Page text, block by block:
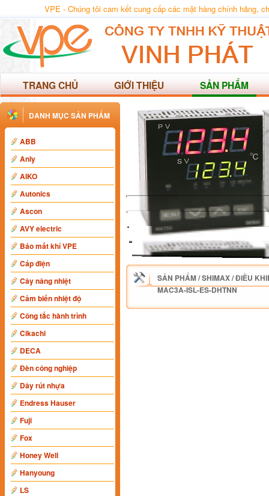
VPE - Chúng tôi cam kết cung cấp các mặt hàng chính hãng,
TRANG CHỦ GIỚI THIỆU SẢN PHẨM
DANH MỤC SẢN PHẨM
ABB
Anly
AIKO
Autonics
Ascon
AVY electric
Báo mất khí VPE
Cáp điện
Cây nâng nhiệt
Cảm biến nhiệt độ
Công tắc hành trình
Cikachi
DECA
Đèn công nghiệp
Dây rút nhựa
Endress Hauser
Fuji
Fox
Honey Well
Hanyoung
LS
SẢN PHẨM/SHIMAX/ĐIỀU
MAC3A-ISL-ES-DHTNN